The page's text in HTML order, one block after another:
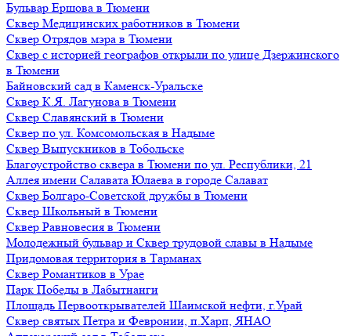
Бульвар Ершова в Тюмени
Сквер Медицинских работников в Тюмени
Сквер Отрядов мэра в Тюмени
Сквер с историей географов открыли по улице Дзержинского
в Тюмени
Байновский сад в Каменск-Уральске
Сквер К.Я. Лагунова в Тюмени
Сквер Славянский в Тюмени
Сквер по ул. Комсомольская в Надыме
Сквер Выпускников в Тобольске
Благоустройство сквера в Тюмени по ул. Республики, 21
Аллея имени Салавата Юлаева в городе Салават
Сквер Болгаро-Советской дружбы в Тюмени
Сквер Школьный в Тюмени
Сквер Равновесия в Тюмени
Молодежный бульвар и Сквер трудовой славы в Надыме
Придомовая территория в Тарманах
Сквер Романтиков в Урае
Парк Победы в Лабытнанги
Площадь Первооткрывателей Шаимской нефти, г.Урай
Сквер святых Петра и Февронии, п.Харп, ЯНАО